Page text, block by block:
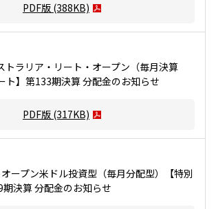
PDF版 (388KB)
トラリア・リート・オープン（毎月決算
ト】第133期決算 分配金のお知らせ
PDF版 (317KB)
ープン米ドル投資型（毎月分配型）【特別
決算 分配金のお知らせ